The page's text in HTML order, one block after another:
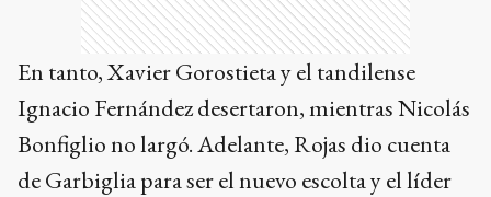
En tanto, Xavier Gorostieta y el tandilense
Ignacio Fernández desertaron, mientras Nicolás
Bonfiglio no largó. Adelante, Rojas dio cuenta
de Garbiglia para ser el nuevo escolta y el líder